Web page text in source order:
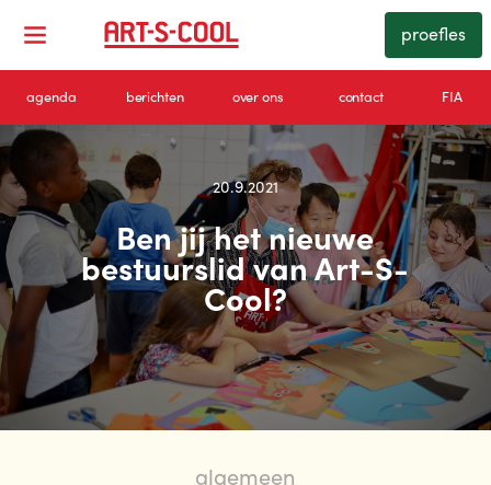
proefles
agenda berichten over ons contact FIA
20.9.2021
Ben jij het nieuwe
bestuurslid van Art-S-
Cool?
algemeen